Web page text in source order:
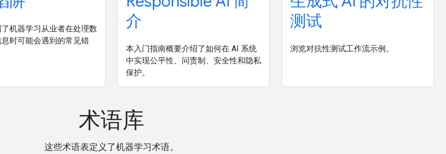
了机器学习从业者在处理数
息时可能会遇到的常见错
介
本入门指南概要介绍了如何在 AI 系统
中实现公平性、问责制、安全性和隐私
保护。
测试
浏览对抗性测试工作流示例。
术语库
这些术语表定义了机器学习术语。